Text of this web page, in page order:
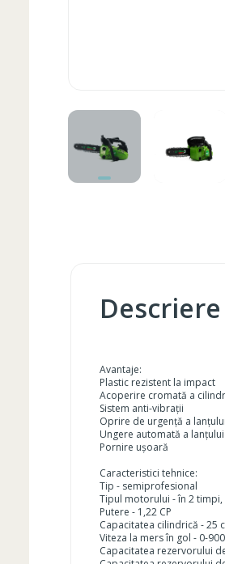
Descriere
Avantaje:
Plastic rezistent la impact
Acoperire cromată a
Sistem anti-vibrații
Oprire de urgență a lanțului
Ungere automată a lanțului
Pornire ușoară
Caracteristici tehnice:
Tip - semiprofesional
Tipul motorului - în 2
Putere - 1,22 CP
Capacitatea cilindrică - 25
Viteza la mers în gol - 0-
Capacitatea rezervorului